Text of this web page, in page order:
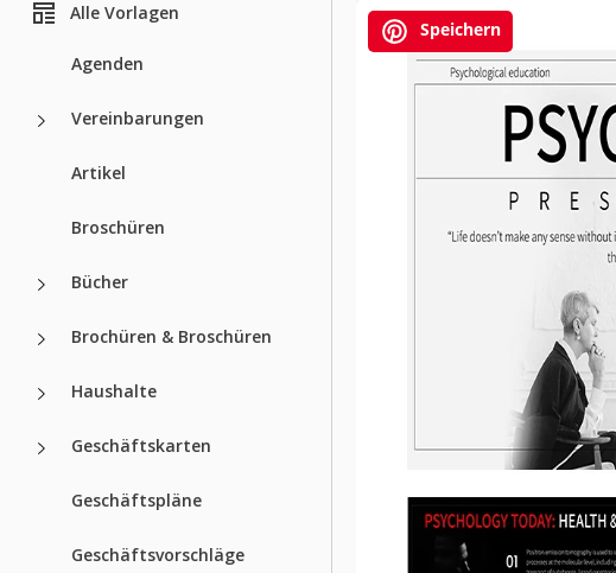
Alle Vorlagen
Agenden
Vereinbarungen
Artikel
Broschüren
Bücher
Brochüren & Broschüren
Haushalte
Geschäftskarten
Geschäftspläne
Geschäftsvorschläge
Speichern